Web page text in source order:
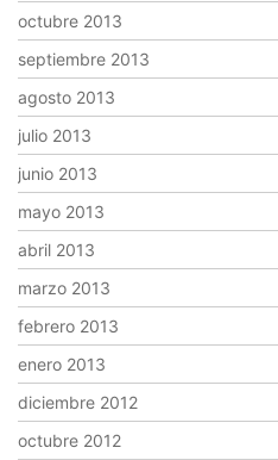
octubre 2013
septiembre 2013
agosto 2013
julio 2013
junio 2013
mayo 2013
abril 2013
marzo 2013
febrero 2013
enero 2013
diciembre 2012
octubre 2012